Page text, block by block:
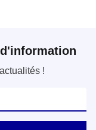
fenêtre
- nouvelle fenêtre
par email - nouvelle
!